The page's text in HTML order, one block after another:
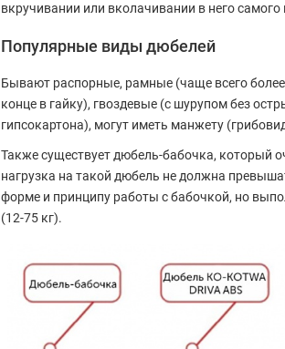
вкручивании или вколачивании в него
Популярные виды дюбелей
Бывают распорные, рамные (чаще всего
конце в гайку), гвоздевые (с шурупом без
гипсокартона), могут иметь манжету
Также существует дюбель-бабочка, который
нагрузка на такой дюбель не должна
форме и принципу работы с бабочкой, но
(12-75 кг).